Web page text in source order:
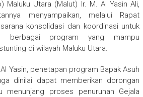
Maluku Utara (Malut) Ir. M. Al Yasin Ali,
menyampaikan, melalui Rapat
konsolidasi dan koordinasi untuk
berbagai program yang mampu
di wilayah Maluku Utara.
Yasin, penetapan program Bapak Asuh
dinilai dapat memberikan dorongan
menunjang proses penurunan Gejala